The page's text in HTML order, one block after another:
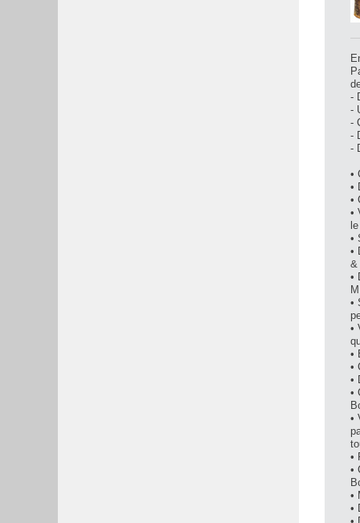
-
-
-
-
-
•
•
•
•
•
•
&
•
•
•
•
•
•
•
•
•
•
•
•